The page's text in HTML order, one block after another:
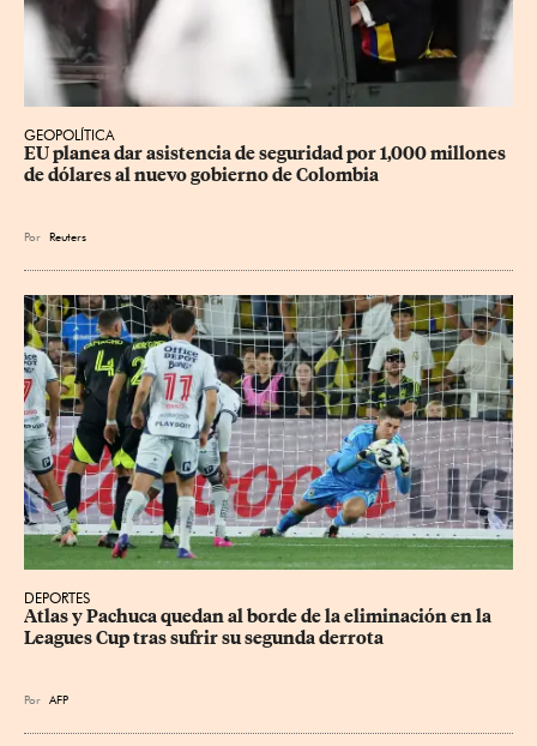
GEOPOLÍTICA
EU planea dar asistencia de seguridad por 1,000 millones
de dólares al nuevo gobierno de Colombia
Por Reuters
DEPORTES
Atlas y Pachuca quedan al borde de la eliminación en la
Leagues Cup tras sufrir su segunda derrota
Por AFP